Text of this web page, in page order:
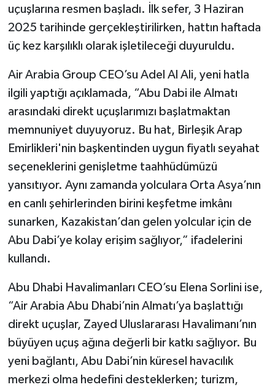
uçuşlarına resmen başladı. İlk sefer, 3 Haziran
2025 tarihinde gerçekleştirilirken, hattın haftada
üç kez karşılıklı olarak işletileceği duyuruldu.
Air Arabia Group CEO’su Adel Al Ali, yeni hatla
ilgili yaptığı açıklamada, “Abu Dabi ile Almatı
arasındaki direkt uçuşlarımızı başlatmaktan
memnuniyet duyuyoruz. Bu hat, Birleşik Arap
Emirlikleri'nin başkentinden uygun fiyatlı seyahat
seçeneklerini genişletme taahhüdümüzü
yansıtıyor. Aynı zamanda yolculara Orta Asya’nın
en canlı şehirlerinden birini keşfetme imkânı
sunarken, Kazakistan’dan gelen yolcular için de
Abu Dabi’ye kolay erişim sağlıyor,” ifadelerini
kullandı.
Abu Dhabi Havalimanları CEO’su Elena Sorlini ise,
“Air Arabia Abu Dhabi’nin Almatı’ya başlattığı
direkt uçuşlar, Zayed Uluslararası Havalimanı’nın
büyüyen uçuş ağına değerli bir katkı sağlıyor. Bu
yeni bağlantı, Abu Dabi’nin küresel havacılık
merkezi olma hedefini desteklerken; turizm,